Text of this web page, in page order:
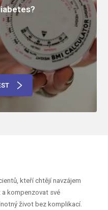
kteří chtějí navzájem
kompenzovat své
život bez komplikací.